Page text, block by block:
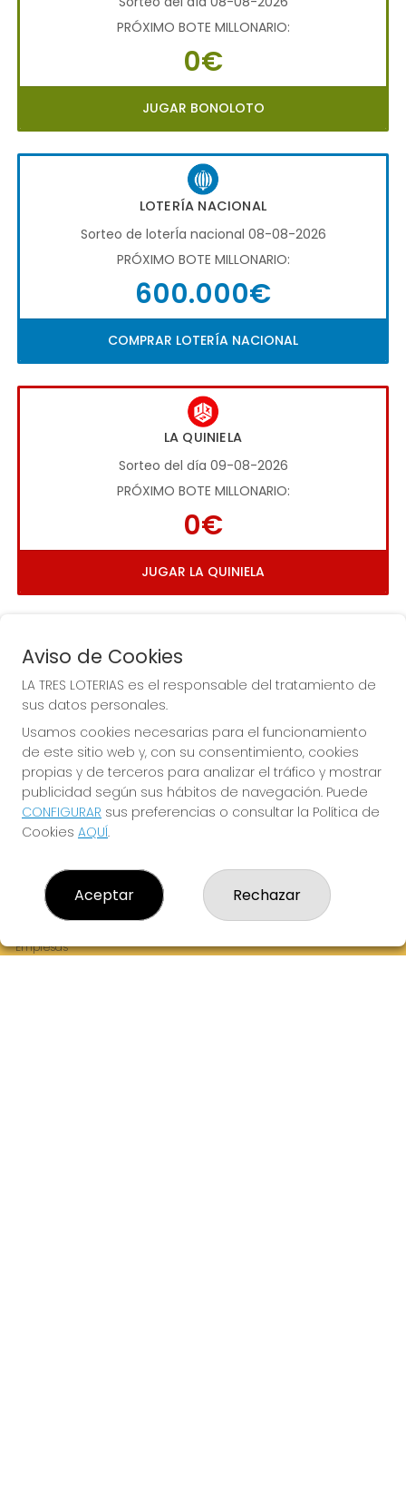
PRÓXIMO BOTE MILLONARIO:
0€
JUGAR BONOLOTO
LOTERÍA NACIONAL
Sorteo de loterÍa nacional 08-08-2026
PRÓXIMO BOTE MILLONARIO:
600.000€
COMPRAR LOTERÍA NACIONAL
LA QUINIELA
Sorteo del día 09-08-2026
PRÓXIMO BOTE MILLONARIO:
0€
JUGAR LA QUINIELA
¡La Tres Loterias te desea Mucha Suerte!
¿Quiénes somos?
Comprar lotería
Resultados
Empresas
Aviso de Cookies
LA TRES LOTERIAS es el responsable del tratamiento de
sus datos personales.
Usamos cookies necesarias para el funcionamiento
de este sitio web y, con su consentimiento, cookies
propias y de terceros para analizar el tráfico y mostrar
publicidad según sus hábitos de navegación. Puede
CONFIGURAR sus preferencias o consultar la Política de
Cookies AQUÍ.
Aceptar Rechazar